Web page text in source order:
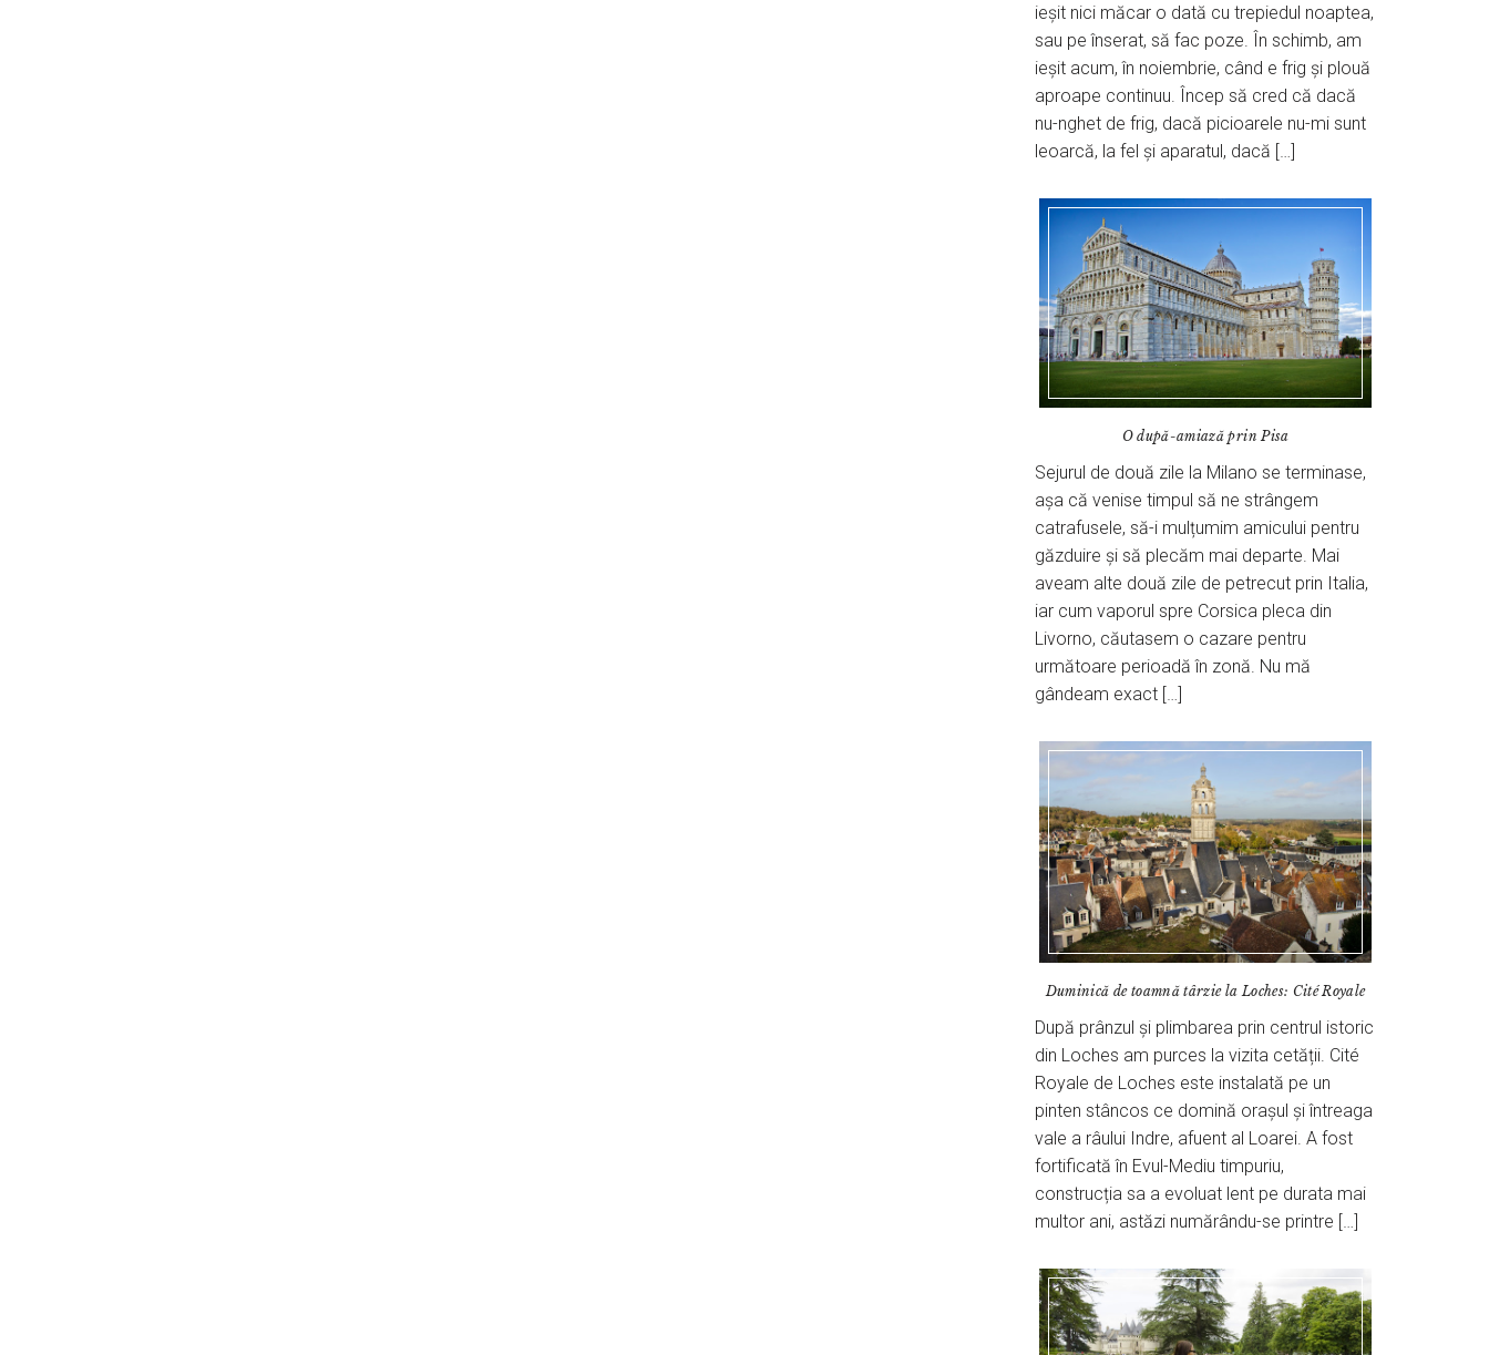
ieșit nici măcar o dată cu trepiedul noaptea,
sau pe înserat, să fac poze. În schimb, am
ieșit acum, în noiembrie, când e frig și plouă
aproape continuu. Încep să cred că dacă
nu-nghet de frig, dacă picioarele nu-mi sunt
leoarcă, la fel și aparatul, dacă […]
O după-amiază prin Pisa
Sejurul de două zile la Milano se terminase,
așa că venise timpul să ne strângem
catrafusele, să-i mulțumim amicului pentru
găzduire și să plecăm mai departe. Mai
aveam alte două zile de petrecut prin Italia,
iar cum vaporul spre Corsica pleca din
Livorno, căutasem o cazare pentru
următoare perioadă în zonă. Nu mă
gândeam exact […]
Duminică de toamnă târzie la Loches: Cité Royale
După prânzul și plimbarea prin centrul istoric
din Loches am purces la vizita cetății. Cité
Royale de Loches este instalată pe un
pinten stâncos ce domină orașul și întreaga
vale a râului Indre, afuent al Loarei. A fost
fortificată în Evul-Mediu timpuriu,
construcția sa a evoluat lent pe durata mai
multor ani, astăzi numărându-se printre […]